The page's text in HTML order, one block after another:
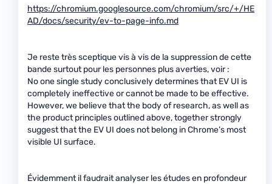
https://chromium.googlesource.com/chromium/src/+/HE
AD/docs/security/ev-to-page-info.md
Je reste très sceptique vis à vis de la suppression de cette
bande surtout pour les personnes plus averties, voir :
No one single study conclusively determines that EV UI is
completely ineffective or cannot be made to be effective.
However, we believe that the body of research, as well as
the product principles outlined above, together strongly
suggest that the EV UI does not belong in Chrome’s most
visible UI surface.
Évidemment il faudrait analyser les études en profondeur